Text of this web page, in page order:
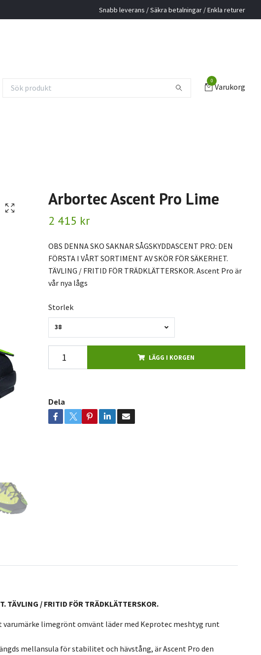
Snabb leverans / Säkra betalningar / Enkla returer
0
Varukorg
Arbortec Ascent Pro Lime
2 415 kr
OBS DENNA SKO SAKNAR SÅGSKYDDASCENT PRO: DEN
FÖRSTA I VÅRT SORTIMENT AV SKÖR FÖR SÄKERHET.
TÄVLING / FRITID FÖR TRÄDKLÄTTERSKOR. Ascent Pro är
vår nya lågs
Storlek
38
LÄGG I KORGEN
Dela
TÄVLING / FRITID FÖR TRÄDKLÄTTERSKOR.
limegrönt omvänt läder med Keprotec meshtyg runt
mellansula för stabilitet och hävstång, är Ascent Pro den